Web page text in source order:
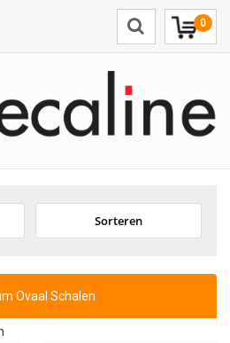
0
Sorteren
Ovaal Schalen